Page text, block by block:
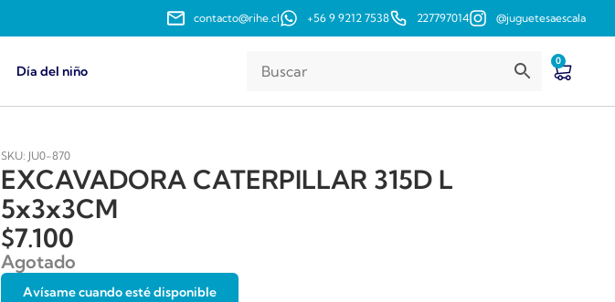
contacto@rihe.cl +56 9 9212 7538 227797014 @juguetesaescala
Día del niño
0
SKU: JU0-870
EXCAVADORA CATERPILLAR 315D L
5x3x3CM
$7.100
Agotado
Avísame cuando esté disponible